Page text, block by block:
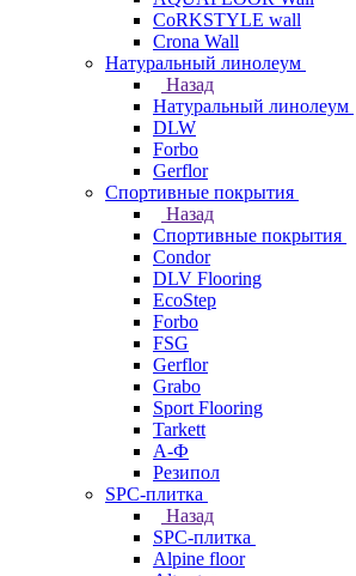
CoRKSTYLE wall
Crona Wall
Натуральный линолеум
Назад
Натуральный линолеум
DLW
Forbo
Gerflor
Спортивные покрытия
Назад
Спортивные покрытия
Condor
DLV Flooring
EcoStep
Forbo
FSG
Gerflor
Grabo
Sport Flooring
Tarkett
А-Ф
Резипол
SPC-плитка
Назад
SPC-плитка
Alpine floor